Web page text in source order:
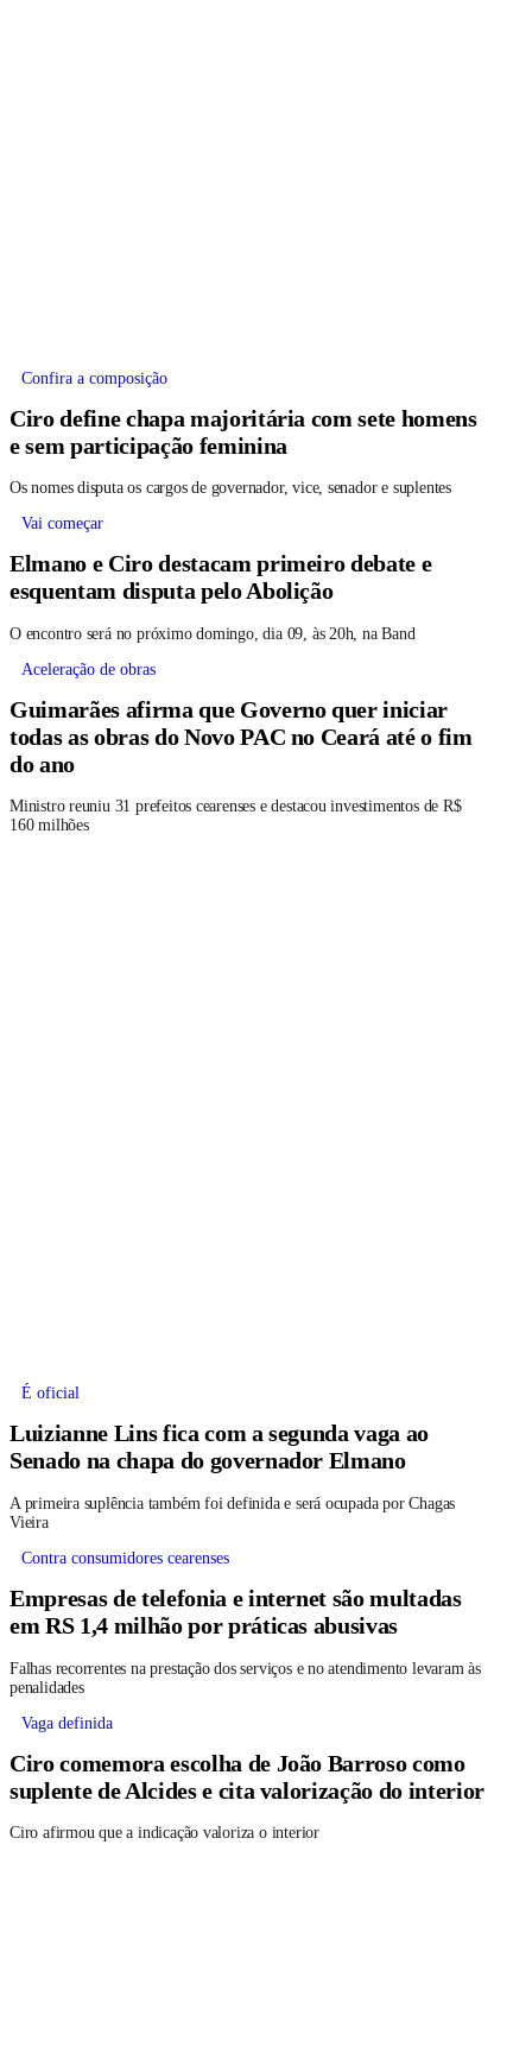
Confira a composição
Ciro define chapa majoritária com sete homens
e sem participação feminina
Os nomes disputa os cargos de governador, vice, senador e suplentes
Vai começar
Elmano e Ciro destacam primeiro debate e
esquentam disputa pelo Abolição
O encontro será no próximo domingo, dia 09, às 20h, na Band
Aceleração de obras
Guimarães afirma que Governo quer iniciar
todas as obras do Novo PAC no Ceará até o fim
do ano
Ministro reuniu 31 prefeitos cearenses e destacou investimentos de R$
160 milhões
É oficial
Luizianne Lins fica com a segunda vaga ao
Senado na chapa do governador Elmano
A primeira suplência também foi definida e será ocupada por Chagas
Vieira
Contra consumidores cearenses
Empresas de telefonia e internet são multadas
em RS 1,4 milhão por práticas abusivas
Falhas recorrentes na prestação dos serviços e no atendimento levaram às
penalidades
Vaga definida
Ciro comemora escolha de João Barroso como
suplente de Alcides e cita valorização do interior
Ciro afirmou que a indicação valoriza o interior